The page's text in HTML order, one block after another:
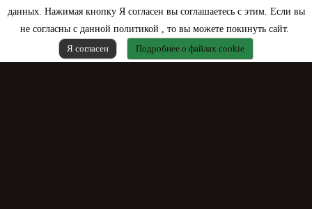
данных. Нажимая кнопку Я согласен вы соглашаетесь с этим. Если вы
не согласны с данной политикой , то вы можете покинуть сайт.
Я согласен
Подробнее о файлах cookie